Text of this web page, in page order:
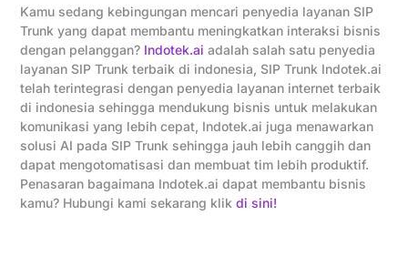
Kamu sedang kebingungan mencari penyedia layanan SIP
Trunk yang dapat membantu meningkatkan interaksi bisnis
dengan pelanggan? Indotek.ai adalah salah satu penyedia
layanan SIP Trunk terbaik di indonesia, SIP Trunk Indotek.ai
telah terintegrasi dengan penyedia layanan internet terbaik
di indonesia sehingga mendukung bisnis untuk melakukan
komunikasi yang lebih cepat, Indotek.ai juga menawarkan
solusi AI pada SIP Trunk sehingga jauh lebih canggih dan
dapat mengotomatisasi dan membuat tim lebih produktif.
Penasaran bagaimana Indotek.ai dapat membantu bisnis
kamu? Hubungi kami sekarang klikdi sini!